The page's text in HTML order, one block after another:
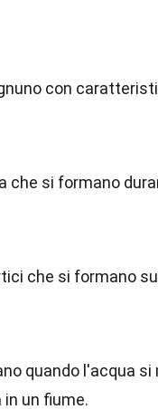
con
che si formano
che si formano
quando l'acqua
un fiume.